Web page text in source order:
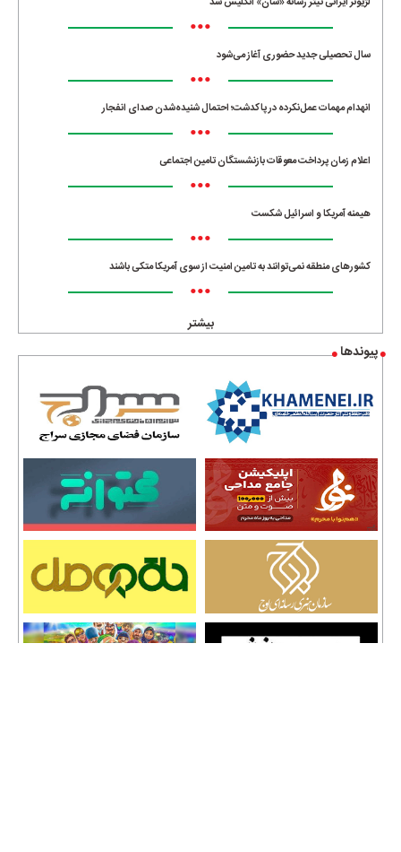
•••
سال تحصیلی جدید حضوری آغاز می‌شود
•••
انهدام مهمات عمل‌نکرده در پاکدشت؛ احتمال شنیده‌شدن صدای انفجار
•••
اعلام زمان پرداخت معوقات بازنشستگان تامین اجتماعی
•••
هیمنه آمریکا و اسرائیل شکست
•••
کشورهای منطقه نمی‌توانند به تامین امنیت از سوی آمریکا متکی باشند
•••
بیشتر
پیوندها